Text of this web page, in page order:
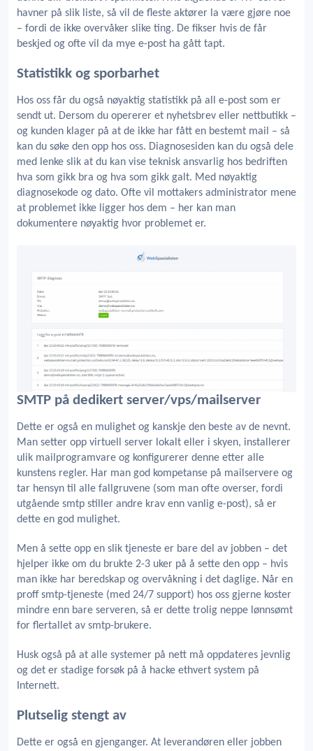
havner på slik liste, så vil de fleste aktører la være gjøre noe
– fordi de ikke overvåker slike ting. De fikser hvis de får
beskjed og ofte vil da mye e-post ha gått tapt.
Statistikk og sporbarhet
Hos oss får du også nøyaktig statistikk på all e-post som er
sendt ut. Dersom du opererer et nyhetsbrev eller nettbutikk –
og kunden klager på at de ikke har fått en bestemt mail – så
kan du søke den opp hos oss. Diagnosesiden kan du også dele
med lenke slik at du kan vise teknisk ansvarlig hos bedriften
hva som gikk bra og hva som gikk galt. Med nøyaktig
diagnosekode og dato. Ofte vil mottakers administrator mene
at problemet ikke ligger hos dem – her kan man
dokumentere nøyaktig hvor problemet er.
SMTP på dedikert server/vps/mailserver
Dette er også en mulighet og kanskje den beste av de nevnt.
Man setter opp virtuell server lokalt eller i skyen, installerer
ulik mailprogramvare og konfigurerer denne etter alle
kunstens regler. Har man god kompetanse på mailservere og
tar hensyn til alle fallgruvene (som man ofte overser, fordi
utgående smtp stiller andre krav enn vanlig e-post), så er
dette en god mulighet.
Men å sette opp en slik tjeneste er bare del av jobben – det
hjelper ikke om du brukte 2-3 uker på å sette den opp – hvis
man ikke har beredskap og overvåkning i det daglige. Når en
proff smtp-tjeneste (med 24/7 support) hos oss gjerne koster
mindre enn bare serveren, så er dette trolig neppe lønnsømt
for flertallet av smtp-brukere.
Husk også på at alle systemer på nett må oppdateres jevnlig
og det er stadige forsøk på å hacke ethvert system på
Internett.
Plutselig stengt av
Dette er også en gjenganger. At leverandøren eller jobben